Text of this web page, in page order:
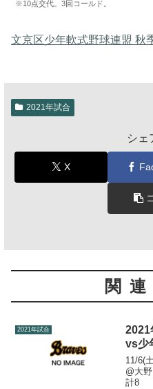
※10点交代。3回コールド。
文京区少年軟式野球連盟 秋
2021年試合
シェ
X
関
2021年試合
2021
vs少
11/6(
@大
計8